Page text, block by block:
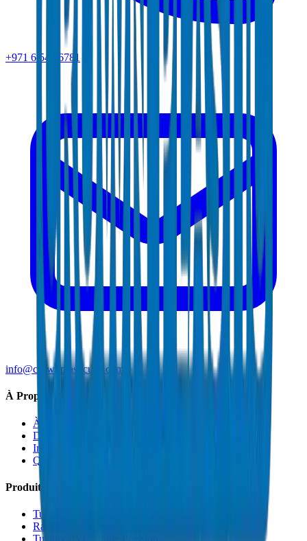
+971 6 543 6781
info@crownplasticuae.com
À Propos de Crown
À Propos
Durabilité
Innovation
Qualité et Certifications
Produits
Tuyaux de Drainage UPVC
Raccords de Drainage UPVC
Tuyaux PVC Haute Pression